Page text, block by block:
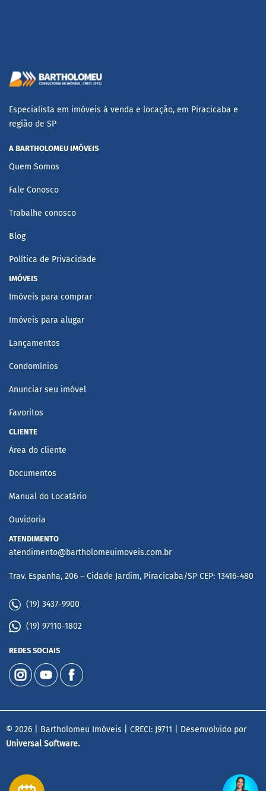
Especialista em imóveis à venda e locação, em Piracicaba e
região de SP
A BARTHOLOMEU IMÓVEIS
Quem Somos
Fale Conosco
Trabalhe conosco
Blog
Política de Privacidade
IMÓVEIS
Imóveis para comprar
Imóveis para alugar
Lançamentos
Condomínios
Anunciar seu imóvel
Favoritos
CLIENTE
Área do cliente
Documentos
Manual do Locatário
Ouvidoria
ATENDIMENTO
atendimento@bartholomeuimoveis.com.br
Trav. Espanha, 206 – Cidade Jardim, Piracicaba/SP CEP: 13416-480
(19) 3437-9900
(19) 97110-1802
REDES SOCIAIS
© 2026 | Bartholomeu Imóveis | CRECI: J9711 | Desenvolvido por
Universal Software.